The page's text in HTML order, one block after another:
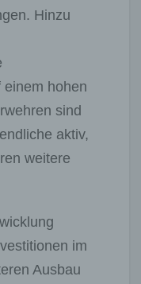
Hinzu
einem hohen
sind
aktiv,
weitere
im
Ausbau